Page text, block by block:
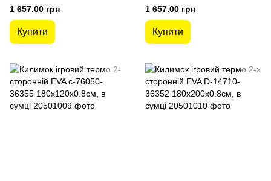
грає музика (Блакитний)
1 657.00 грн
Купити
грає музика (Червоний)
1 657.00 грн
Купити